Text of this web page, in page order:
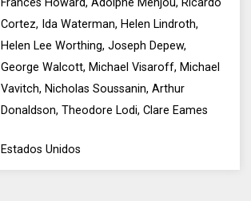
Frances Howard, Adolphe Menjou, Ricardo
Cortez, Ida Waterman, Helen Lindroth,
Helen Lee Worthing, Joseph Depew,
George Walcott, Michael Visaroff, Michael
Vavitch, Nicholas Soussanin, Arthur
Donaldson, Theodore Lodi, Clare Eames
Estados Unidos